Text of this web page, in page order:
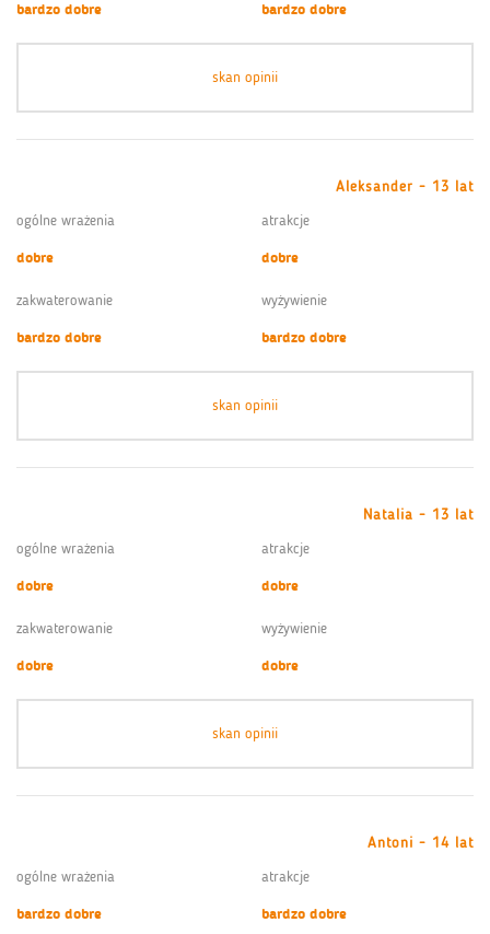
bardzo dobre
bardzo dobre
skan opinii
Aleksander - 13 lat
ogólne wrażenia
dobre
atrakcje
dobre
zakwaterowanie
bardzo dobre
wyżywienie
bardzo dobre
skan opinii
Natalia - 13 lat
ogólne wrażenia
dobre
atrakcje
dobre
zakwaterowanie
dobre
wyżywienie
dobre
skan opinii
Antoni - 14 lat
ogólne wrażenia
bardzo dobre
atrakcje
bardzo dobre